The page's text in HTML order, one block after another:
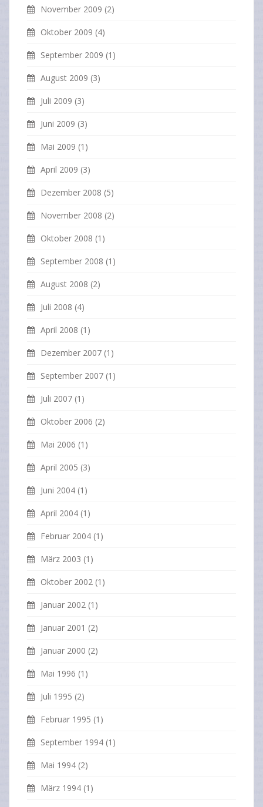
November 2009 (2)
Oktober 2009 (4)
September 2009 (1)
August 2009 (3)
Juli 2009 (3)
Juni 2009 (3)
Mai 2009 (1)
April 2009 (3)
Dezember 2008 (5)
November 2008 (2)
Oktober 2008 (1)
September 2008 (1)
August 2008 (2)
Juli 2008 (4)
April 2008 (1)
Dezember 2007 (1)
September 2007 (1)
Juli 2007 (1)
Oktober 2006 (2)
Mai 2006 (1)
April 2005 (3)
Juni 2004 (1)
April 2004 (1)
Februar 2004 (1)
März 2003 (1)
Oktober 2002 (1)
Januar 2002 (1)
Januar 2001 (2)
Januar 2000 (2)
Mai 1996 (1)
Juli 1995 (2)
Februar 1995 (1)
September 1994 (1)
Mai 1994 (2)
März 1994 (1)